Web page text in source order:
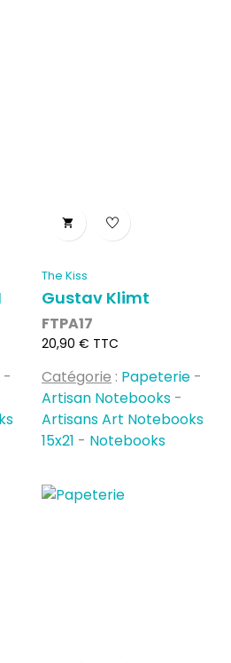
-

The Kiss
Gustav Klimt
FTPA17
Prix
20,90 € TTC
Catégorie : Papeterie -
Artisan Notebooks -
Artisans Art Notebooks
15x21 - Notebooks